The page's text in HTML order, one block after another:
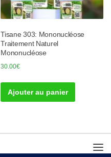
Tisane 303: Mononucléose
Traitement Naturel
Mononucléose
30.00€
Ajouter au panier